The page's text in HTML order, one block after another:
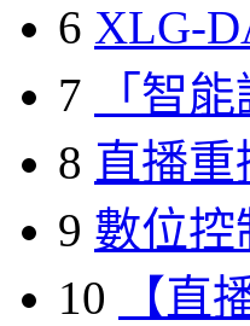
6 XLG-
7
「智
8 直播重
9 數位控
10
【直